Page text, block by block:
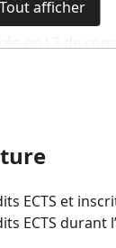
en L3 de
Paris sur le
propre à
de la
Tout afficher
ECTS et
ECTS durant